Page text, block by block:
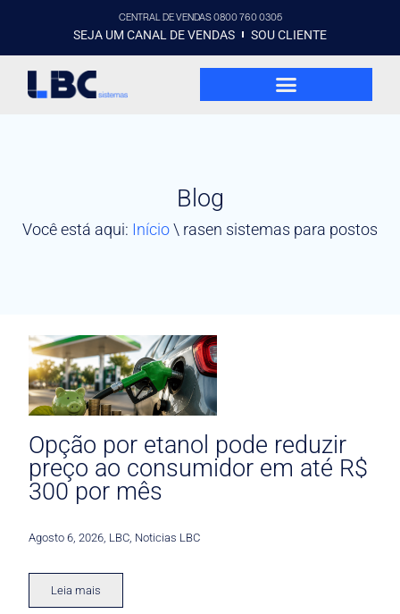
CENTRAL DE VENDAS 0800 760 0305
SEJA UM CANAL DE VENDAS SOU CLIENTE
Blog
Você está aqui: Início\ rasen sistemas para postos
Opção por etanol pode reduzir
preço ao consumidor em até R$
300 por mês
Agosto 6, 2026 LBC Noticias LBC
Leia mais